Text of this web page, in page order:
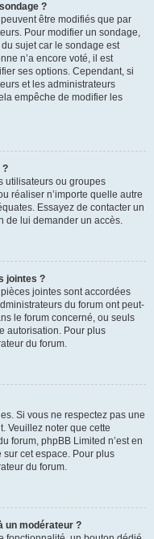
?
être modifiés que par
Pour modifier un sondage,
sujet car le sondage est
n’a encore voté, il est
ses options. Cependant, si
et les administrateurs
empêche de modifier les
?
utilisateurs ou groupes
réaliser n’importe quelle autre
Essayez de contacter un
de lui demander un accès.
jointes ?
jointes sont accordées
du forum ont peut-
le forum concerné, ou seuls
autorisation. Pour plus
du forum.
Si vous ne respectez pas une
Veuillez noter que cette
forum, phpBB Limited n’est en
cet espace. Pour plus
du forum.
un modérateur ?